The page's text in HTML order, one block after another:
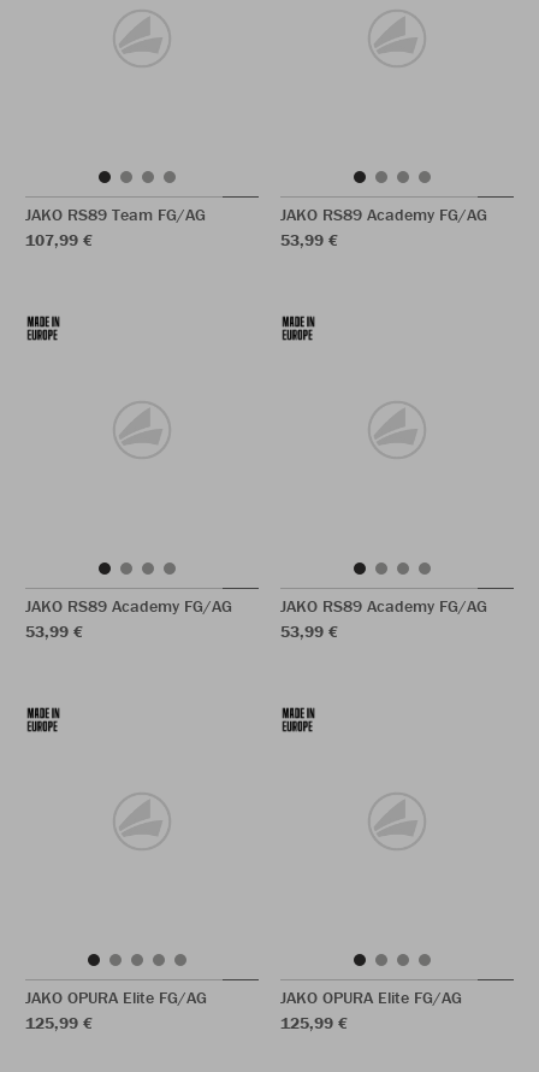
JAKO RS89 Team FG/AG
107,99 €
JAKO RS89 Academy FG/AG
53,99 €
JAKO RS89 Academy FG/AG
53,99 €
JAKO RS89 Academy FG/AG
53,99 €
JAKO OPURA Elite FG/AG
125,99 €
JAKO OPURA Elite FG/AG
125,99 €